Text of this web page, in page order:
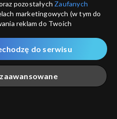
Gra słów. Krzyżówka
odc. 982
pozostałych Zaufanych
marketingowych (w tym do
reklam do Twoich
zgody na udostępnianie
Google.
podczas odwiedzania przez
serwisówzwanych dalej
za pomocą
do serwisu